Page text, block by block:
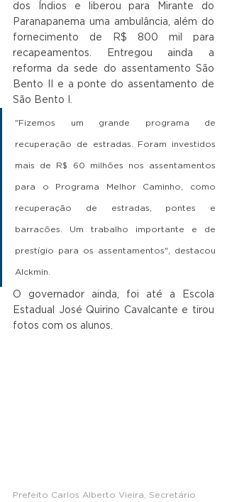
dos Índios e liberou para Mirante do
Paranapanema uma ambulância, além do
fornecimento de R$ 800 mil para
recapeamentos. Entregou ainda a
reforma da sede do assentamento São
Bento II e a ponte do assentamento de
São Bento I.
"Fizemos um grande programa de
recuperação de estradas. Foram investidos
mais de R$ 60 milhões nos assentamentos
para o Programa Melhor Caminho, como
recuperação de estradas, pontes e
barracões. Um trabalho importante e de
prestígio para os assentamentos", destacou
Alckmin.
O governador ainda, foi até a Escola
Estadual José Quirino Cavalcante e tirou
fotos com os alunos.
Prefeito Carlos Alberto Vieira, Secretário